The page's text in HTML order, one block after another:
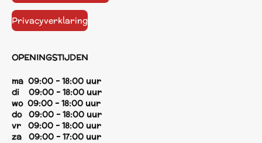
Privacyverklaring
OPENINGSTIJDEN
ma 09:00 - 18:00 uur
di 09:00 - 18:00 uur
wo 09:00 - 18:00 uur
do 09:00 - 18:00 uur
vr 09:00 - 18:00 uur
za 09:00 - 17:00 uur